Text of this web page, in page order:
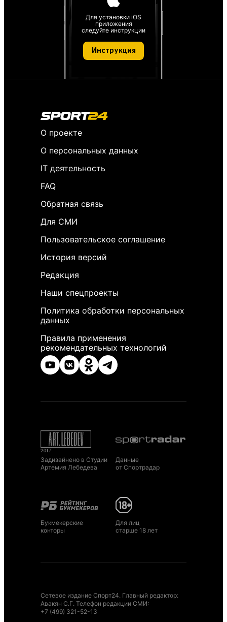
Для установки iOS
приложения
следуйте инструкции
Инструкция
О проекте
О персональных данных
IT деятельность
FAQ
Обратная связь
Для СМИ
Пользовательское соглашение
История версий
Редакция
Наши спецпроекты
Политика обработки персональных
данных
Правила применения
рекомендательных технологий
Задизайнено в Студии
Артемия Лебедева
Данные
от Спортрадар
Букмекерские
конторы
Для лиц
старше 18 лет
Сетевое издание Спорт24. Главный редактор:
Авакян С.Г. Телефон редакции СМИ:
+7 (499) 321-52-13